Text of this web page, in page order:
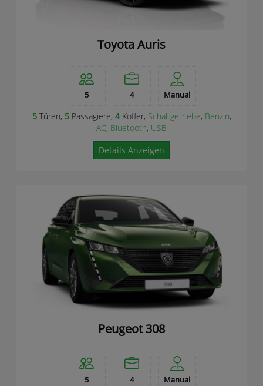
Toyota Auris
5 4 Manual
5Türen, 5Passagiere, 4Koffer, Schaltgetriebe, Benzin,
AC, Bluetooth, USB
Details Anzeigen
Peugeot 308
5 4 Manual